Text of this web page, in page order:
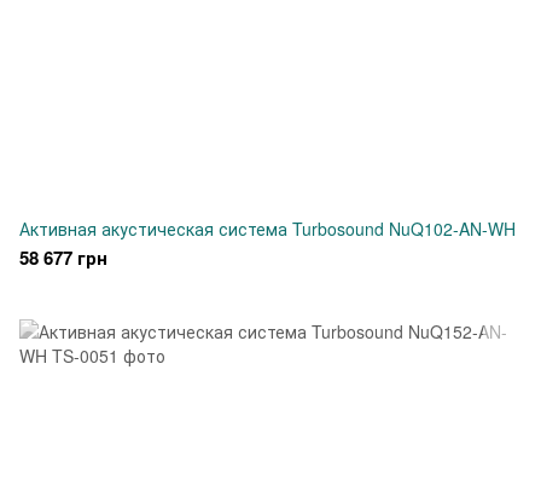
Активная акустическая система Turbosound NuQ102-AN-WH
58 677 грн